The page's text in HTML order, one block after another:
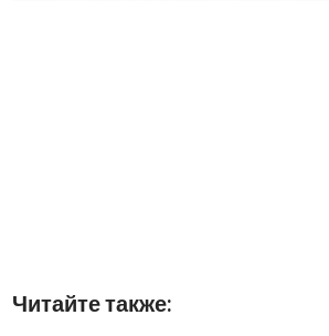
Читайте также: